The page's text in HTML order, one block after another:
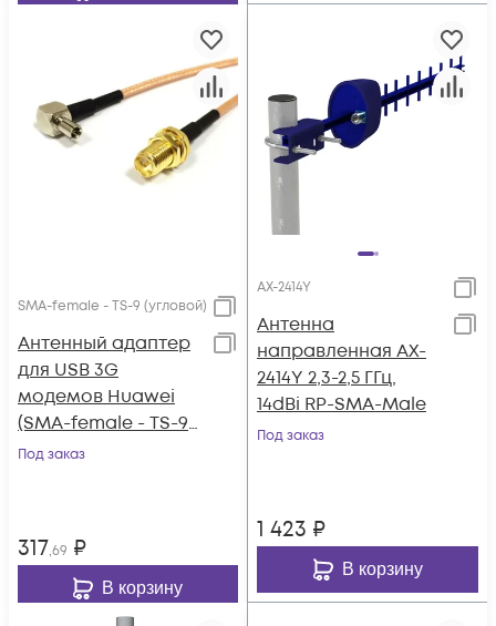
SMA-female - TS-9 (угловой)
Антенный адаптер
для USB 3G
модемов Huawei
(SMA-female - TS-9
(угловой))
Под заказ
317,69 ₽
В корзину
AX-2414Y
Антенна
направленная AX-
2414Y 2,3-2,5 ГГц,
14dBi RP-SMA-Male
Под заказ
1 423 ₽
В корзину